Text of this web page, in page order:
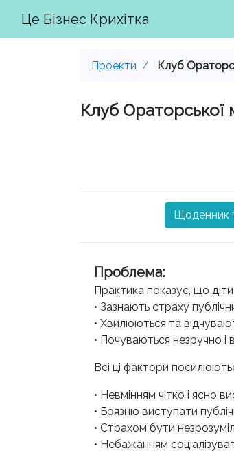
Це Бізнес Крихітка
Проекти Клуб
Клуб Ораторської
Щоденник
Проблема:
Практика показує, що
• Зазнають страху
• Хвилюються та
• Почуваються незручно і
Всі ці фактори
• Невмінням чітко і ясно
• Боязню виступати
• Страхом бути
• Небажанням